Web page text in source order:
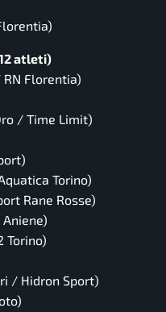
atleti)
Florentia)
/ Time Limit)
Torino)
Rane Rosse)
Torino)
/ Hidron Sport)